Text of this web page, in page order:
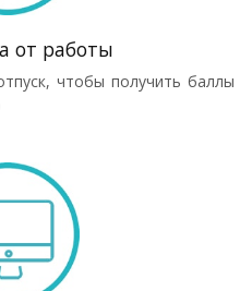
от работы
чтобы получить баллы